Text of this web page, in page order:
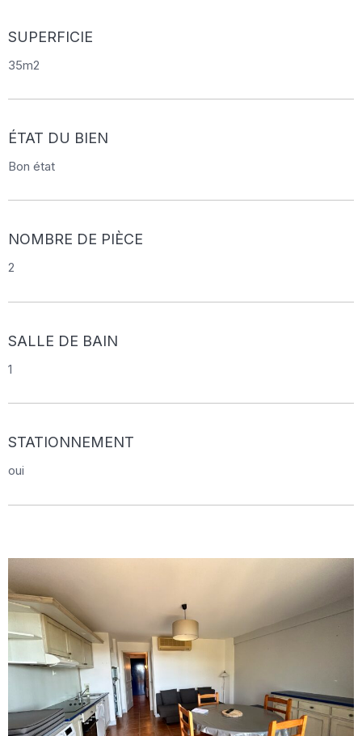
SUPERFICIE
35m2
ÉTAT DU BIEN
Bon état
NOMBRE DE PIÈCE
2
SALLE DE BAIN
1
STATIONNEMENT
oui